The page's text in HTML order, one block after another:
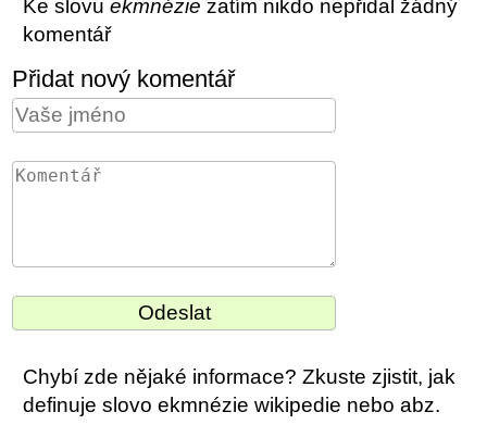
Ke slovuekmnézie zatím nikdo nepřidal žádný
komentář
Přidat nový komentář
Chybí zde nějaké informace? Zkuste zjistit, jak
definuje slovo ekmnézie wikipedie nebo abz.